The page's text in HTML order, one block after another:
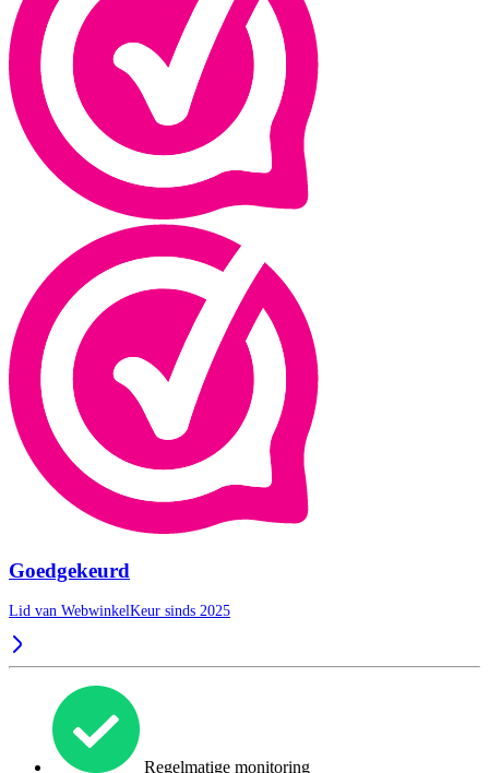
Goedgekeurd
Lid van WebwinkelKeur sinds 2025
Regelmatige monitoring